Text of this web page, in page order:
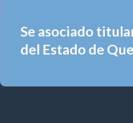
Se asociado
del Estado de